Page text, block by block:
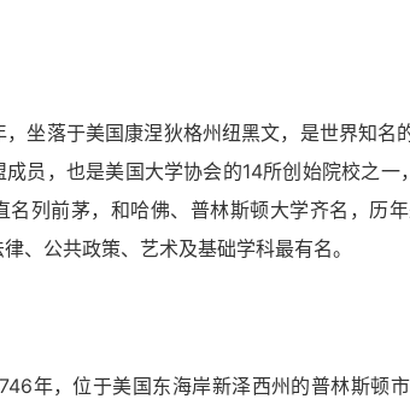
，坐落于美国康涅狄格州纽黑文，是世界知
员，也是美国大学协会的14所创始院校之一
名列前茅，和哈佛、普林斯顿大学齐名，历
、公共政策、艺术及基础学科最有名。
年，位于美国东海岸新泽西州的普林斯顿